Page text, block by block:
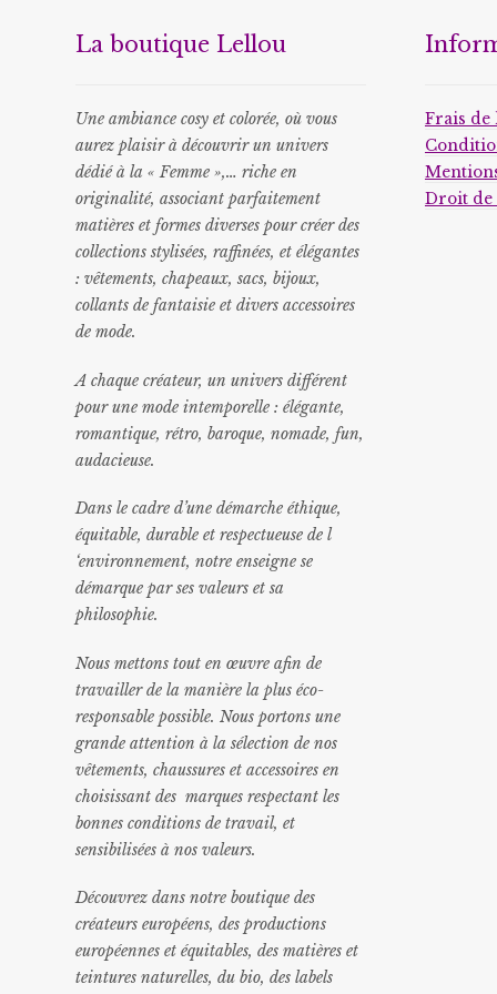
La boutique Lellou
Une ambiance cosy et colorée, où vous
aurez plaisir à découvrir un univers
dédié à la « Femme »,… riche en
originalité, associant parfaitement
matières et formes diverses pour créer des
collections stylisées, raffinées, et élégantes
: vêtements, chapeaux, sacs, bijoux,
collants de fantaisie et divers accessoires
de mode.
A chaque créateur, un univers différent
pour une mode intemporelle : élégante,
romantique, rétro, baroque, nomade, fun,
audacieuse.
Dans le cadre d’une démarche éthique,
équitable, durable et respectueuse de l
‘environnement, notre enseigne se
démarque par ses valeurs et sa
philosophie.
Nous mettons tout en œuvre afin de
travailler de la manière la plus éco-
responsable possible. Nous portons une
grande attention à la sélection de nos
vêtements, chaussures et accessoires en
choisissant des marques respectant les
bonnes conditions de travail, et
sensibilisées à nos valeurs.
Découvrez dans notre boutique des
créateurs européens, des productions
européennes et équitables, des matières et
teintures naturelles, du bio, des labels
Frais
Droit de